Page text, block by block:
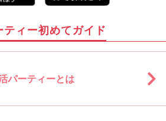
ティー初めてガイド
パーティーとは